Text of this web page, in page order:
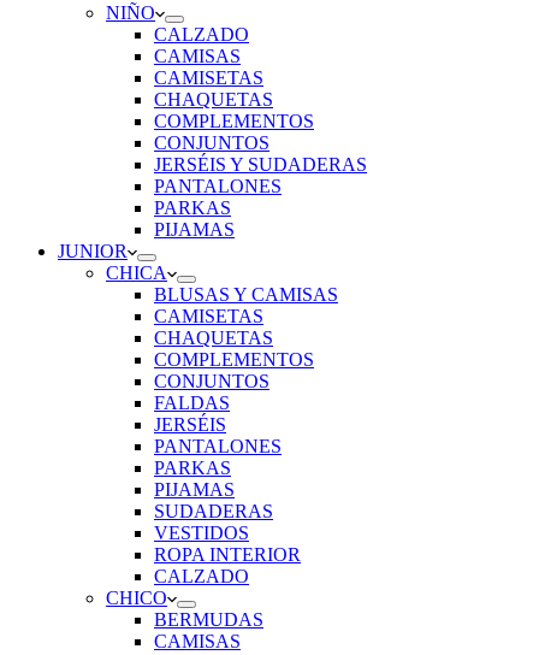
NIÑO
CALZADO
CAMISAS
CAMISETAS
CHAQUETAS
COMPLEMENTOS
CONJUNTOS
JERSÉIS Y SUDADERAS
PANTALONES
PARKAS
PIJAMAS
JUNIOR
CHICA
BLUSAS Y CAMISAS
CAMISETAS
CHAQUETAS
COMPLEMENTOS
CONJUNTOS
FALDAS
JERSÉIS
PANTALONES
PARKAS
PIJAMAS
SUDADERAS
VESTIDOS
ROPA INTERIOR
CALZADO
CHICO
BERMUDAS
CAMISAS